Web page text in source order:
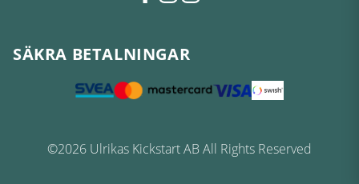
SÄKRA BETALNINGAR
©2026 Ulrikas Kickstart AB All Rights Reserved